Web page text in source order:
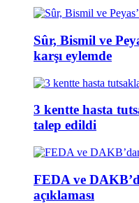
Sûr, Bismil ve
karşı eylemde
3 kentte hasta
talep edildi
FEDA ve
açıklaması